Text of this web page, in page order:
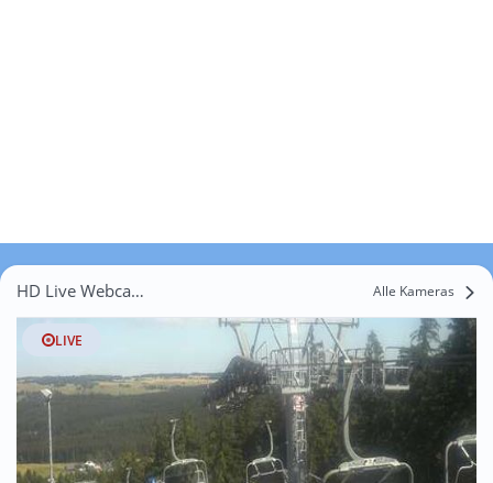
HD Live Webcams Breitenbrunn Alle Kameras
LIVE